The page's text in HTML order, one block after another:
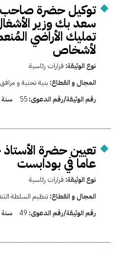
توكيل حضرة صاحب
سعد بك وزير
تمليك الأراضي
لأشخاص
نوع الوثيقة: قرارات رئاسية
المجال و القطاع: بنية تحتية و
رقم الوثيقة/رقم الدعوى:55 سنة
تعيين حضرة
عاما في بودابست
نوع الوثيقة: قرارات رئاسية
المجال و القطاع: تنظيم السلطة
رقم الوثيقة/رقم الدعوى: 49 سنة